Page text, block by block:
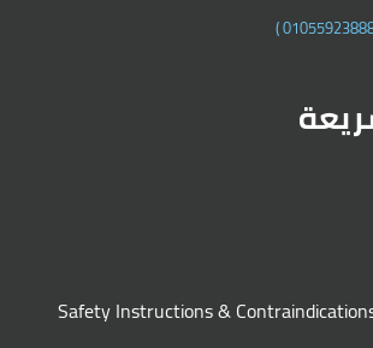
)
Safety Instructions &